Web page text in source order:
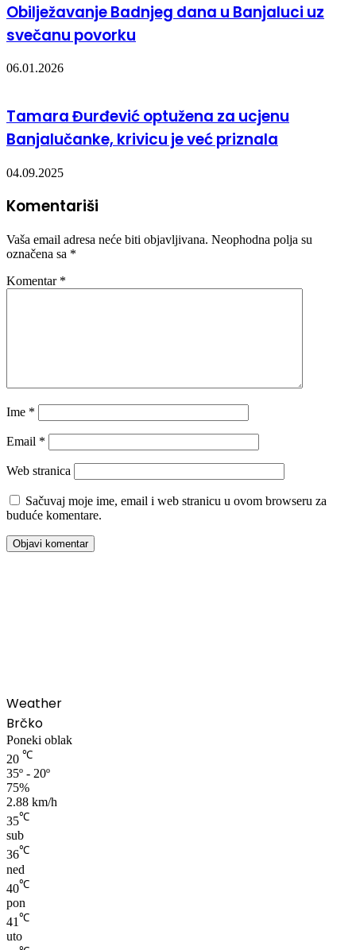
Obilježavanje Badnjeg dana u Banjaluci uz
svečanu povorku
06.01.2026
Tamara Đurđević optužena za ucjenu
Banjalučanke, krivicu je već priznala
04.09.2025
Komentariši
Vaša email adresa neće biti objavljivana. Neophodna polja su
označena sa *
Komentar *
Ime *
Email *
Web stranica
Sačuvaj moje ime, email i web stranicu u ovom browseru za
buduće komentare.
Weather
Brčko
Poneki oblak
20 ℃
35º - 20º
75%
2.88 km/h
35℃
sub
36℃
ned
40℃
pon
41 ℃
uto